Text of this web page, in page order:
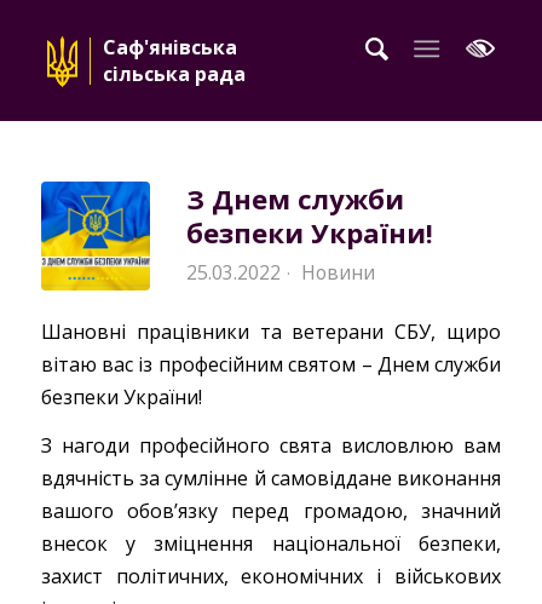
Саф'янівська
сільська рада
З Днем служби
безпеки України!
25.03.2022 · Новини
Шановні працівники та ветерани СБУ, щиро
вітаю вас із професійним святом – Днем служби
безпеки України!
З нагоди професійного свята висловлюю вам
вдячність за сумлінне й самовіддане виконання
вашого обов’язку перед громадою, значний
внесок у зміцнення національної безпеки,
захист політичних, економічних і військових